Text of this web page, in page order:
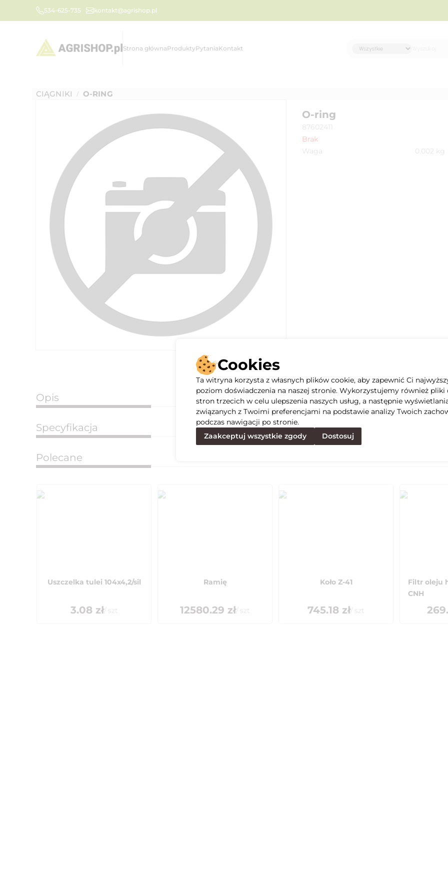
534-625-735 kontakt@agrishop.pl
Strona głównaProduktyPytaniaKontakt
CIĄGNIKI / O-RING
O-ring
87602411
Brak
Waga
0.002 kg
Opis
Specyfikacja
Polecane
Uszczelka tulei 104x4,2/sil
3.08 zł/ szt
Ramię
12580.29 zł/ szt
Koło Z-41
745.18 zł/ szt
Filtr oleju
CNH
Cookies
Ta witryna korzysta z własnych plików cookie, aby zapewnić Ci
poziom doświadczenia na naszej stronie. Wykorzystujemy również pliki
stron trzecich w celu ulepszenia naszych usług, a następnie
związanych z Twoimi preferencjami na podstawie analizy Twoich
podczas nawigacji po stronie.
Zaakceptuj wszystkie zgody
Dostosuj